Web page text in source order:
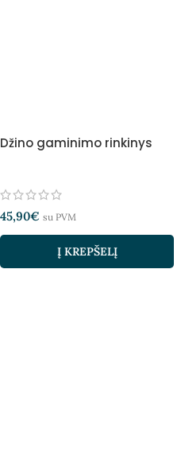
Džino gaminimo rinkinys
45,90€ su PVM
Į KREPŠELĮ